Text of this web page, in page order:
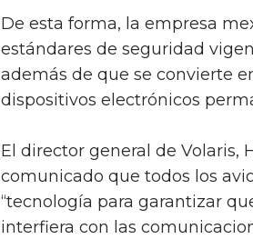
De esta forma, la empresa
estándares de seguridad
además de que se convierte
dispositivos electrónicos
El director general de Volaris,
comunicado que todos los
“tecnología para garantizar
interfiera con las